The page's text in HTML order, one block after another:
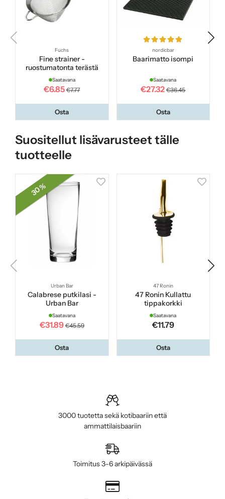
Fuchs
Fine strainer -
ruostumatonta terästä
Saatavana
€6.85 €7.77
Osta
nordicbar
Baarimatto isompi
Saatavana
€27.32 €36.45
Osta
Suositellut lisävarusteet tälle
tuotteelle
30 %
Urban Bar
Calabrese putkilasi -
Urban Bar
Saatavana
€31.89 €45.59
Osta
47 Ronin
47 Ronin Kullattu
tippakorkki
Saatavana
€11.79
Osta
3000 tuotetta sekä kotibaariin että
ammattilaisbaariin
Toimitus 3–6 arkipäivässä